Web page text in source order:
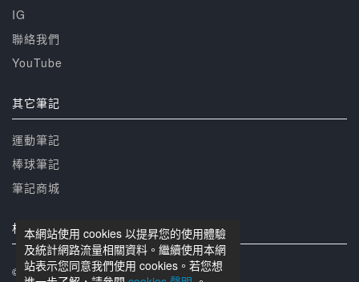
本網站使用 cookies 以提昇您的使用體驗
及統計網路流量相關資料。繼續使用本網
站表示您同意我們使用 cookies。若您想
IG
聯絡我們
YouTube
其它筆記
運動筆記
棒球筆記
筆記商城
相關網站
© 籃球筆記 版權所有